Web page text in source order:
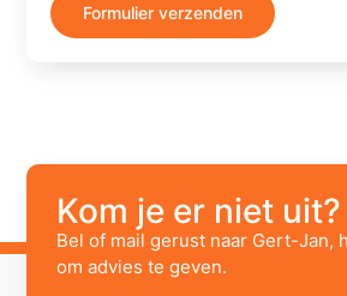
Formulier verzenden
Kom je er niet uit?
Bel of mail gerust naar Gert-Jan,
om advies te geven.